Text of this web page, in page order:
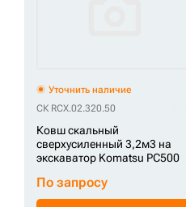
Уточнить наличие
СК RCX.02.320.50
Ковш скальный
сверхусиленный 3,2м3 на
экскаватор Komatsu PC500
По запросу